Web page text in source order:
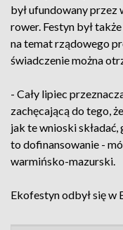
był ufundowany
rower. Festyn był
na temat rządowego
świadczenie można
- Cały lipiec
zachęcającą do tego,
jak te wnioski
to dofinansowanie -
warmińsko-mazurski.
Ekofestyn odbył się w